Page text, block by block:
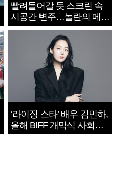
빨려들어갈 듯 스크린 속
시공간 변주…놀란의 메시
지는 ‘전쟁 속죄’
‘라이징 스타’ 배우 김민하,
올해 BIFF 개막식 사회자
확정